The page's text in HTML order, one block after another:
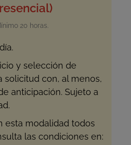
20 horas.
y selección de
solicitud con, al menos,
anticipación. Sujeto a
esta modalidad todos
las condiciones en: